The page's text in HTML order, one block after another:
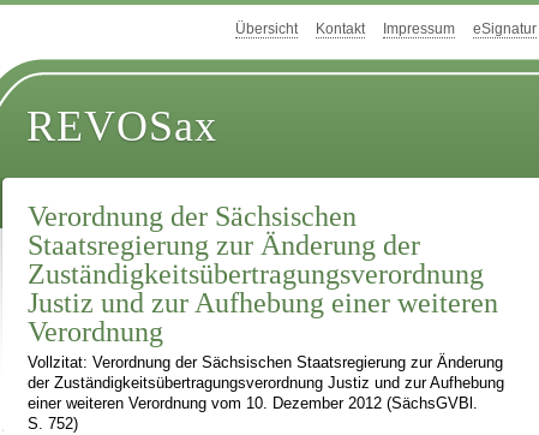
Übersicht Kontakt Impressum eSignatur
REVOSax
Verordnung der Sächsischen
Staatsregierung zur Änderung der
Zuständigkeitsübertragungsverordnung
Justiz und zur Aufhebung einer weiteren
Verordnung
Vollzitat: Verordnung der Sächsischen Staatsregierung zur Änderung
der Zuständigkeitsübertragungsverordnung Justiz und zur Aufhebung
einer weiteren Verordnung vom 10. Dezember 2012 (SächsGVBl.
S. 752)